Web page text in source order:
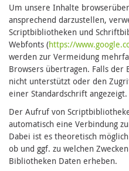
Um unsere Inhalte
ansprechend darzustellen,
Scriptbibliotheken und
Webfonts (https://
werden zur Vermeidung
Browsers übertragen. Falls der
nicht unterstützt oder den
einer Standardschrift angezeigt.
Der Aufruf von
automatisch eine Verbindung
Dabei ist es theoretisch
ob und ggf. zu welchen
Bibliotheken Daten erheben.